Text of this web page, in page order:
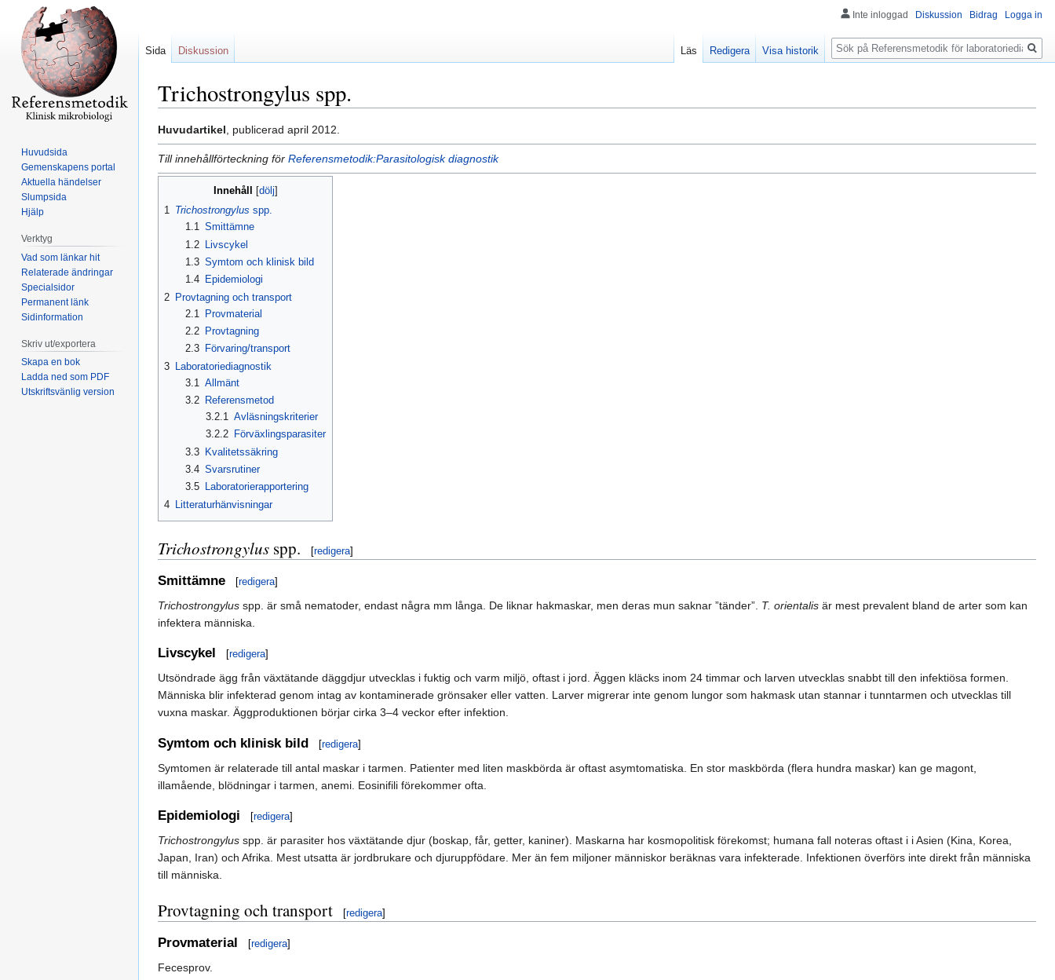
Trichostrongylus spp.
Hoppa
till
navigering
Hoppa
till
sök
Huvudartikel, publicerad april 2012.
Till innehållförteckning för Referensmetodik:Parasitologisk diagnostik
Innehåll
1 Trichostrongylus spp.
1.1 Smittämne
1.2 Livscykel
1.3 Symtom och klinisk bild
1.4
Epidemiologi
2 Provtagning och transport
2.1
Provmaterial
2.2
Provtagning
2.3
Förvaring/transport
3 Laboratoriediagnostik
3.1 Allmänt
3.2
Referensmetod
3.2.1
Avläsningskriterier
3.2.2 Förväxlingsparasiter
3.3 Kvalitetssäkring
3.4 Svarsrutiner
3.5
Laboratorierapportering
4 Litteraturhänvisningar
Trichostrongylus spp. [redigera]
Smittämne [redigera]
Trichostrongylus spp. är små nematoder, endast några mm långa. De liknar hakmaskar, men deras mun saknar ”tänder”. T. orientalis är mest prevalent bland de arter som kan
infektera människa.
Livscykel [redigera]
Utsöndrade ägg från växtätande däggdjur utvecklas i fuktig och varm miljö, oftast i jord. Äggen kläcks inom 24 timmar och larven utvecklas snabbt till den infektiösa formen.
Människa blir infekterad genom intag av kontaminerade grönsaker eller vatten. Larver migrerar inte genom lungor som hakmask utan stannar i tunntarmen och utvecklas till
vuxna maskar. Äggproduktionen börjar cirka 3–4 veckor efter infektion.
Symtom och klinisk bild [redigera]
Symtomen är relaterade till antal maskar i tarmen. Patienter med liten maskbörda är oftast asymtomatiska. En stor maskbörda (flera hundra maskar) kan ge magont,
illamående, blödningar i tarmen, anemi. Eosinifili förekommer ofta.
Epidemiologi [redigera]
Trichostrongylus spp. är parasiter hos växtätande djur (boskap, får, getter, kaniner). Maskarna har kosmopolitisk förekomst; humana fall noteras oftast i i Asien (Kina, Korea,
Japan, Iran) och Afrika. Mest utsatta är jordbrukare och djuruppfödare. Mer än fem miljoner människor beräknas vara infekterade. Infektionen överförs inte direkt från människa
till människa.
Provtagning och transport [redigera]
Provmaterial [redigera]
Fecesprov.
Inte inloggad Diskussion Bidrag Logga in
Sida Diskussion Läs Redigera Visa historik
Sök
Huvudsida
Gemenskapens portal
Aktuella händelser
Slumpsida
Hjälp
Verktyg
Vad som länkar hit
Relaterade ändringar
Specialsidor
Permanent länk
Sidinformation
Skriv ut/exportera
Skapa en bok
Ladda ned som PDF
Utskriftsvänlig version